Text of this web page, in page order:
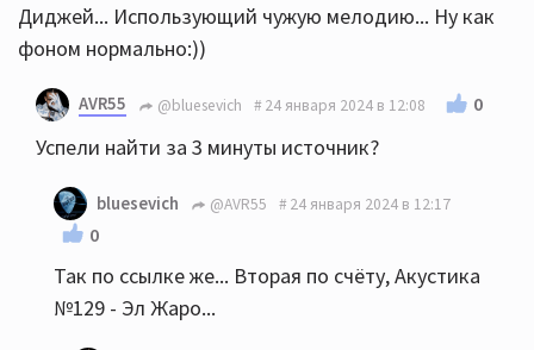
Диджей... Использующий чужую мелодию... Ну как
фоном нормально:))
AVR55 @bluesevich 24 января 2024 в 12:08 0
Успели найти за 3 минуты источник?
bluesevich @AVR55 24 января 2024 в 12:17
0
Так по ссылке же... Вторая по счёту, Акустика
№129 - Эл Жаро...